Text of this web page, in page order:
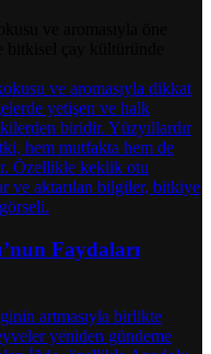
Faydaları